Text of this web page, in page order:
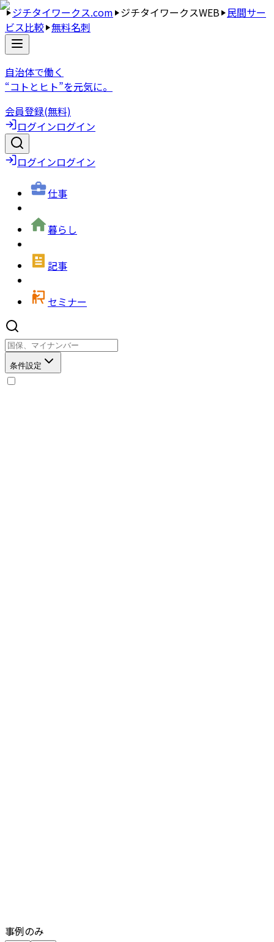
ジチタイワークス.com ジチタイワークスWEB 民間サー
ビス比較 無料名刺
自治体で働く
“コトとヒト”を元気に。
会員登録(無料)
ログインログイン
ログインログイン
仕事
暮らし
記事
セミナー
条件設定
事例のみ